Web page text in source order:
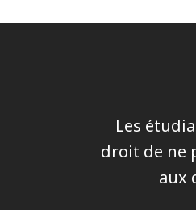
Les
droit de ne
aux